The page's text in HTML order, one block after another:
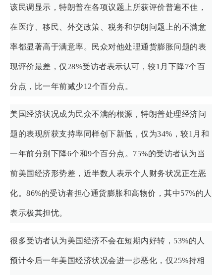
该民调显示，特朗普在各项议题上所获评价普遍不佳，
在医疗、移民、外交政策、税务和伊朗问题上的不满意
率都显著高于满意率。民众对他处理通货膨胀问题的表
现评价最差，仅28%受访者表示认可，较1月下降7个百
分点，比一年前减少12个百分点。
美国经济状况成为民众不满的根源，特朗普处理经济问
题的表现所获支持率同样创下新低，仅为34%，较1月和
一年前分别下降6个和9个百分点。75%的受访者认为当
前美国经济形势差，近半数人表示个人财务状况正在恶
化。86%的受访者担心通货膨胀和高物价，其中57%的人
表示极其担忧。
很多受访者认为美国经济不会在短期内好转，53%的人
预计今后一年美国经济状况会进一步恶化，仅25%持相